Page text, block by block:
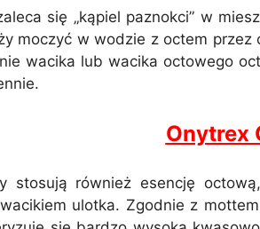
się „kąpiel paznokci” w
moczyć w wodzie z octem przez
wacika lub wacika octowego
Onytrex
stosują również esencję
ulotka. Zgodnie z